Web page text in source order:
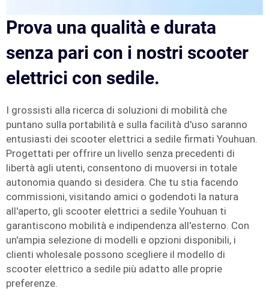
Prova una qualità e durata
senza pari con i nostri scooter
elettrici con sedile.
I grossisti alla ricerca di soluzioni di mobilità che
puntano sulla portabilità e sulla facilità d'uso saranno
entusiasti dei scooter elettrici a sedile firmati Youhuan.
Progettati per offrire un livello senza precedenti di
libertà agli utenti, consentono di muoversi in totale
autonomia quando si desidera. Che tu stia facendo
commissioni, visitando amici o godendoti la natura
all'aperto, gli scooter elettrici a sedile Youhuan ti
garantiscono mobilità e indipendenza all'esterno. Con
un'ampia selezione di modelli e opzioni disponibili, i
clienti wholesale possono scegliere il modello di
scooter elettrico a sedile più adatto alle proprie
preferenze.